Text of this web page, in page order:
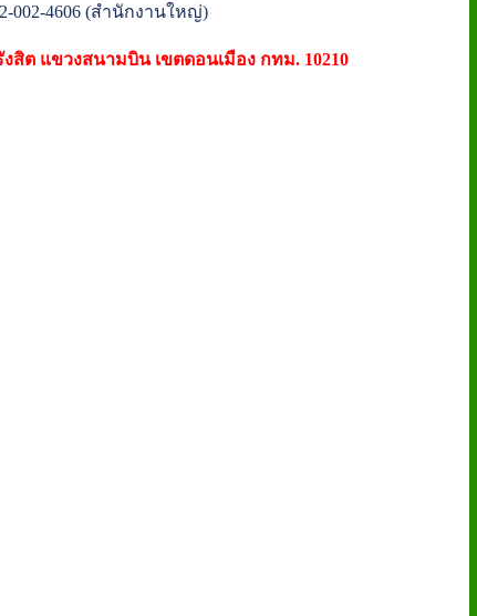
002-4606 (สำนักงานใหญ่)
สิต แขวงสนามบิน เขตดอนเมือง กทม. 10210